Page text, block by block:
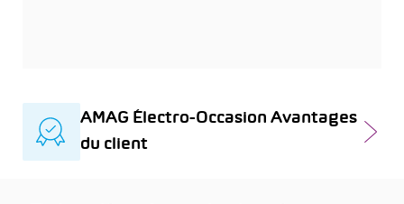
AMAG Électro-Occasion Avantages
du client